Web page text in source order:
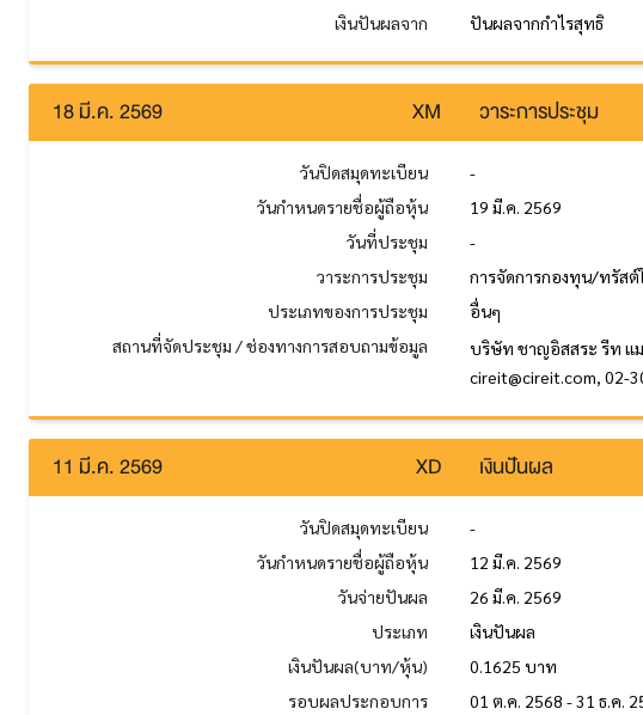
เงินปันผลจาก
ปันผลจากกำไรสุทธิ
18 มี.ค. 2569 XM วาระการประชุม
วันปิดสมุดทะเบียน
-
วันกำหนดรายชื่อผู้ถือหุ้น
19 มี.ค. 2569
วันที่ประชุม
-
วาระการประชุม
การจัดการกองทุน/ทรัสต์
ประเภทของการประชุม
อื่นๆ
สถานที่จัดประชุม / ช่องทางการสอบถามข้อมูล
บริษัท ชาญอิสสระ รีท แม
cireit@cireit.com, 02-
11 มี.ค. 2569 XD เงินปันผล
วันปิดสมุดทะเบียน
-
วันกำหนดรายชื่อผู้ถือหุ้น
12 มี.ค. 2569
วันจ่ายปันผล
26 มี.ค. 2569
ประเภท
เงินปันผล
เงินปันผล(บาท/หุ้น)
0.1625 บาท
รอบผลประกอบการ
01 ต.ค. 2568 - 31 ธ.ค.